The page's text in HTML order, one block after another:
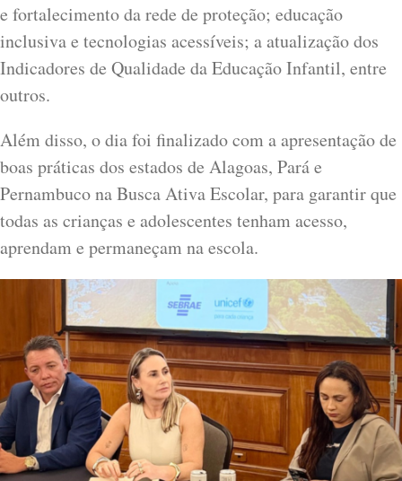
e fortalecimento da rede de proteção; educação
inclusiva e tecnologias acessíveis; a atualização dos
Indicadores de Qualidade da Educação Infantil, entre
outros.
Além disso, o dia foi finalizado com a apresentação de
boas práticas dos estados de Alagoas, Pará e
Pernambuco na Busca Ativa Escolar, para garantir que
todas as crianças e adolescentes tenham acesso,
aprendam e permaneçam na escola.